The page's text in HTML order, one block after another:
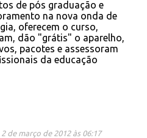
de pós graduação e
na nova onda de
oferecem o curso,
dão "grátis" o aparelho,
pacotes e assessoram
da educação
2 de março de 2012 às 06:17